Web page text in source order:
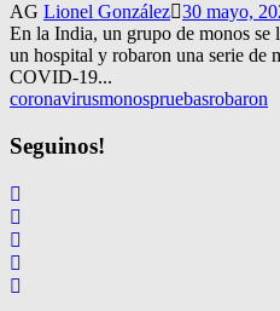
AG Lionel González 30 mayo,
En la India, un grupo de monos se
un hospital y robaron una serie de
COVID-19...
coronavirusmonospruebasrobaron
Seguinos!